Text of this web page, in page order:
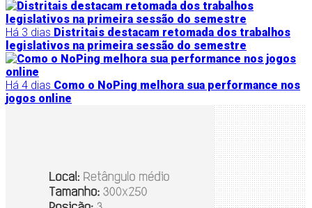
Há 3 dias Distritais destacam retomada dos trabalhos
legislativos na primeira sessão do semestre
Há 4 dias Como o NoPing melhora sua performance nos
jogos online